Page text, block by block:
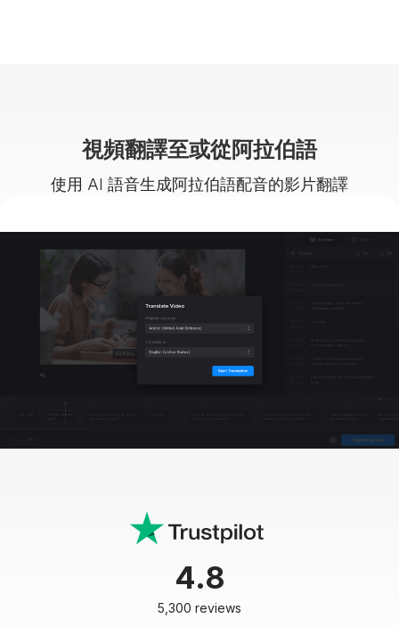
視頻翻譯至或從阿拉伯語
使用 AI 語音生成阿拉伯語配音的影片翻譯
4.8
5,300 reviews